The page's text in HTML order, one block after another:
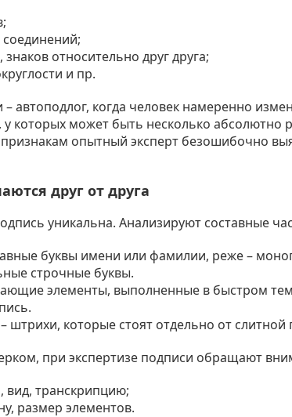
относительно друг друга;
и пр.
автоподлог, когда человек намеренно
у которых может быть несколько абсолютно
опытный эксперт безошибочно
друг от друга
уникальна. Анализируют составные
буквы имени или фамилии, реже –
строчные буквы.
элементы, выполненные в быстром
штрихи, которые стоят отдельно от слитной
при экспертизе подписи обращают
вид, транскрипцию;
размер элементов.